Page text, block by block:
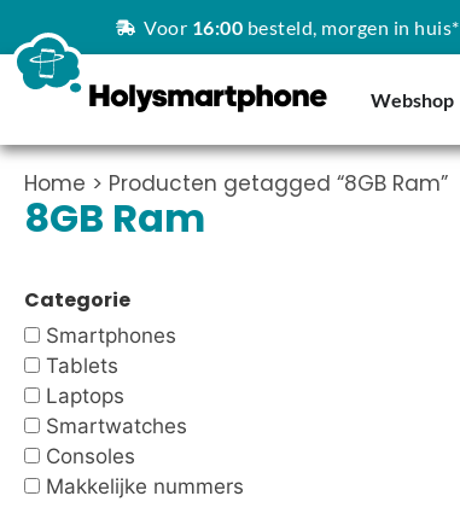
Voor 16:00 besteld, morgen in huis*
Webshop
Home > Producten getagged “8GB Ram”
8GB Ram
Categorie
Smartphones
Tablets
Laptops
Smartwatches
Consoles
Makkelijke nummers